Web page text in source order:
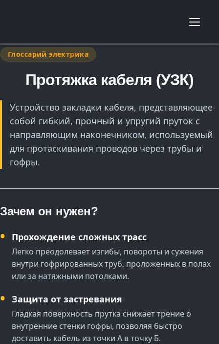
Глоссарий электрика
Протяжка кабеля (УЗК)
Устройство закладки кабеля, представляющее
собой гибкий, прочный и упругий пруток с
направляющим наконечником, используемый
для протаскивания проводов через трубы и
гофры.
Зачем он нужен?
Прохождение сложных трасс
Легко преодолевает изгибы, повороты и сужения
внутри гофрированных труб, проложенных в полах
или за натяжными потолками.
Защита от застревания
Гладкая поверхность прутка снижает трение о
внутренние стенки гофры, позволяя быстро
доставить кабель из точки А в точку Б.